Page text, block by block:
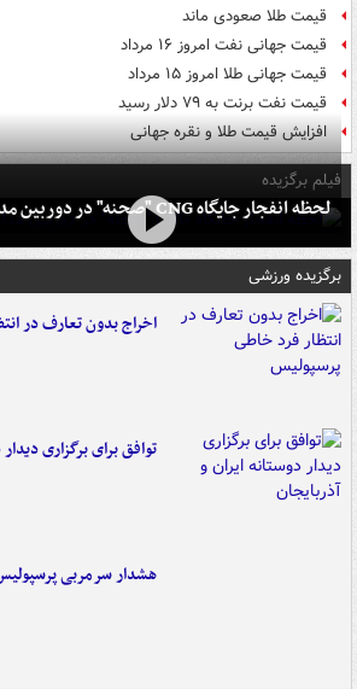
قیمت طلا صعودی ماند
قیمت جهانی نفت امروز ۱۶ مرداد
قیمت جهانی طلا امروز ۱۵ مرداد
قیمت نفت برنت به ۷۹ دلار رسید
افزایش قیمت طلا و نقره جهانی
فیلم برگزیده
لحظه انفجار جایگاه CNG "صحنه" در دوربین مداربسته
برگزیده ورزشی
اخراج بدون تعارف در
توافق برای برگزاری
هشدار سرمربی